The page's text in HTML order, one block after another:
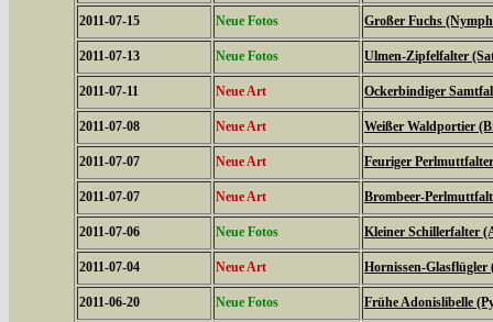
2011-07-15 Neue Fotos Großer Fuchs
2011-07-13 Neue Fotos Ulmen-Zipfelfalter
2011-07-11 Neue Art Ockerbindiger
2011-07-08 Neue Art Weißer Waldportier
2011-07-07 Neue Art Feuriger
2011-07-07 Neue Art Brombeer-
2011-07-06 Neue Fotos Kleiner Schillerfalter
2011-07-04 Neue Art Hornissen-Glasflügler
2011-06-20 Neue Fotos Frühe Adonislibelle